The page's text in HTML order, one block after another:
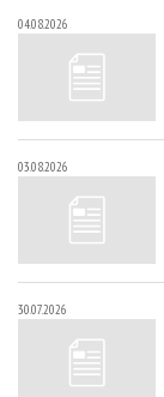
04.08.2026
03.08.2026
30.07.2026